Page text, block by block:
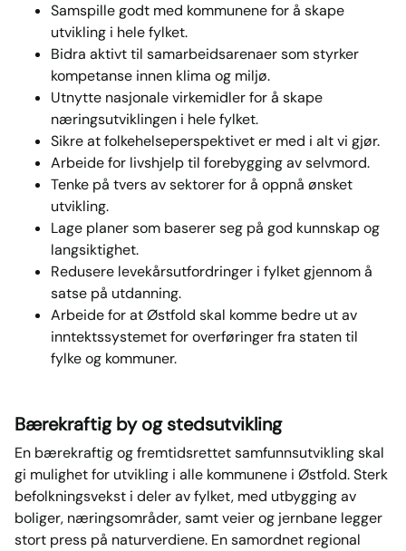
Samspille godt med kommunene for å skape
utvikling i hele fylket.
Bidra aktivt til samarbeidsarenaer som styrker
kompetanse innen klima og miljø.
Utnytte nasjonale virkemidler for å skape
næringsutviklingen i hele fylket.
Sikre at folkehelseperspektivet er med i alt vi gjør.
Arbeide for livshjelp til forebygging av selvmord.
Tenke på tvers av sektorer for å oppnå ønsket
utvikling.
Lage planer som baserer seg på god kunnskap og
langsiktighet.
Redusere levekårsutfordringer i fylket gjennom å
satse på utdanning.
Arbeide for at Østfold skal komme bedre ut av
inntektssystemet for overføringer fra staten til
fylke og kommuner.
Bærekraftig by og stedsutvikling
En bærekraftig og fremtidsrettet samfunnsutvikling skal
gi mulighet for utvikling i alle kommunene i Østfold. Sterk
befolkningsvekst i deler av fylket, med utbygging av
boliger, næringsområder, samt veier og jernbane legger
stort press på naturverdiene. En samordnet regional